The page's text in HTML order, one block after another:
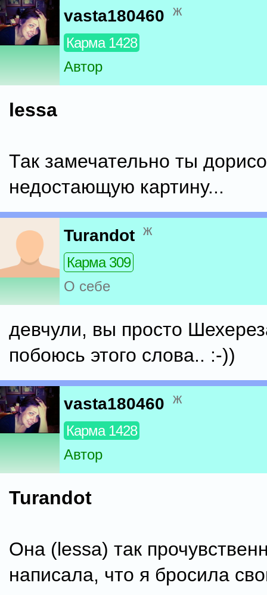
vasta180460 ж
Карма 1428
Автор
lessa
Так замечательно ты
недостающую картину...
Turandot ж
Карма 309
О себе
девчули, вы просто
побоюсь этого слова.. :-))
vasta180460 ж
Карма 1428
Автор
Turandot
Она (lessa) так
написала, что я бросила